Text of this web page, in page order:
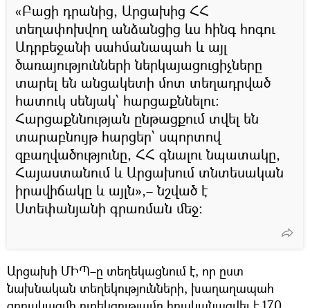
«Բացի դրանից, Արցախից ՀՀ
տեղափոխվող անձանցից ևս հինգ հոգու
Ադրբեջանի սահմանապահ և այլ
ծառայությունների ներկայացուցիչները
տարել են անցակետի մոտ տեղադրված
հատուկ սենյակ՝ հարցաքննելու։
Հարցաքննության ընթացքում տվել են
տարաբնույթ հարցեր՝ սպորտով
զբաղվածությունը, ՀՀ գնալու նպատակը,
Հայաստանում և Արցախում տնտեսական
իրավիճակը և այլն»,– նշված է
Ստեփանյանի գրառման մեջ։
Արցախի ՄԻՊ–ը տեղեկացնում է, որ ըստ
նախնական տեղեկությունների, խաղաղապահ